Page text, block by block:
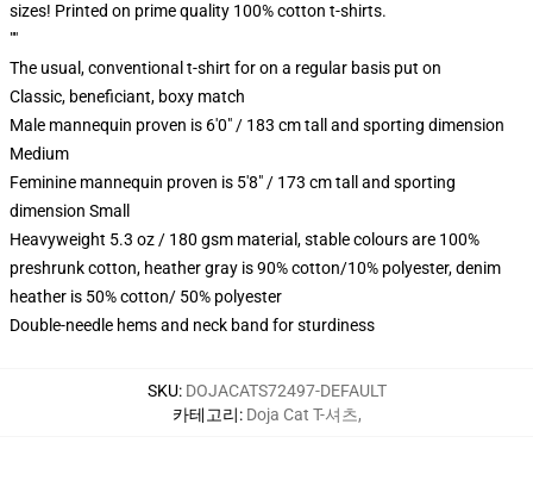
sizes! Printed on prime quality 100% cotton t-shirts.
""
The usual, conventional t-shirt for on a regular basis put on
Classic, beneficiant, boxy match
Male mannequin proven is 6'0" / 183 cm tall and sporting dimension
Medium
Feminine mannequin proven is 5'8" / 173 cm tall and sporting
dimension Small
Heavyweight 5.3 oz / 180 gsm material, stable colours are 100%
preshrunk cotton, heather gray is 90% cotton/10% polyester, denim
heather is 50% cotton/ 50% polyester
Double-needle hems and neck band for sturdiness
SKU: DOJACATS72497-DEFAULT
카테고리: Doja Cat T-셔츠,